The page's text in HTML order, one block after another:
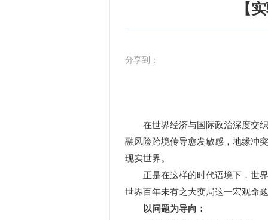
【
分享到：
在世界经济与国际政治深度交织
融风险跨境传导愈发敏感，地缘冲
现实世界。
正是在这样的时代语境下，世界
世界百年未有之大变局这一宏观命
以问题为导向：